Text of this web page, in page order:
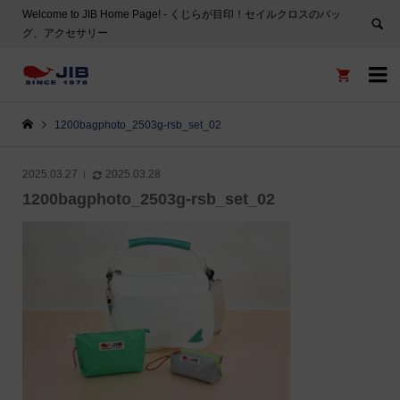
Welcome to JIB Home Page! ‐ くじらが目印！セイルクロスのバッ
グ、アクセサリー


1200bagphoto_2503g-rsb_set_02
2025.03.27 2025.03.28
1200bagphoto_2503g-rsb_set_02